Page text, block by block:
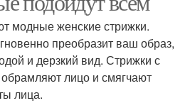
модные женские стрижки.
преобразит ваш образ,
и дерзкий вид. Стрижки с
лицо и смягчают
лица.